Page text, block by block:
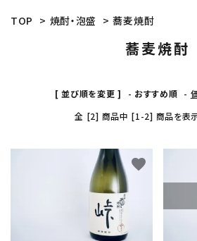
TOP > 焼酎・泡盛 > 蕎麦焼酎
蕎麦焼酎
[ 並び順を変更 ] - おすすめ順 -
全 [2] 商品中 [1-2] 商品を表
favorite